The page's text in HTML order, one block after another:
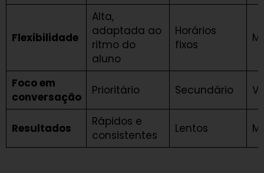
Flexibilidade
Alta,
adaptada ao
ritmo do
aluno
Horários
fixos
Foco em
conversação
Prioritário Secundário
Resultados
Rápidos e
consistentes
Lentos